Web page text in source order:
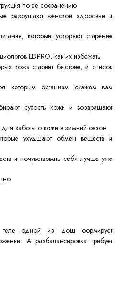
по её сохранению
разрушают женское здоровье и
которые ускоряют старение
EDPRO, как их избежать
кожа стареет быстрее, и список
которым организм скажем вам
сухость кожи и возвращают
заботы о коже в зимний сезон
ухудшают обмен веществ и
и почувствовать себя лучше уже
одной из дош формирует
А разбалансировка требует